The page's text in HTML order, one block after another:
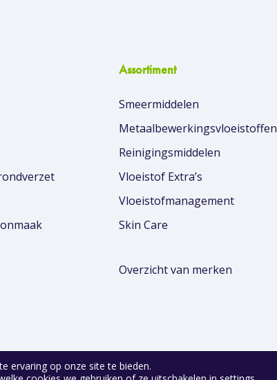
Assortiment
Smeermiddelen
Metaalbewerkingsvloeistoffen
Reinigingsmiddelen
Vloeistof Extra’s
Vloeistofmanagement
Skin Care
Overzicht van merken
Sinds 1996uw partner in Fluid Solutions
ervaring op onze site te bieden.